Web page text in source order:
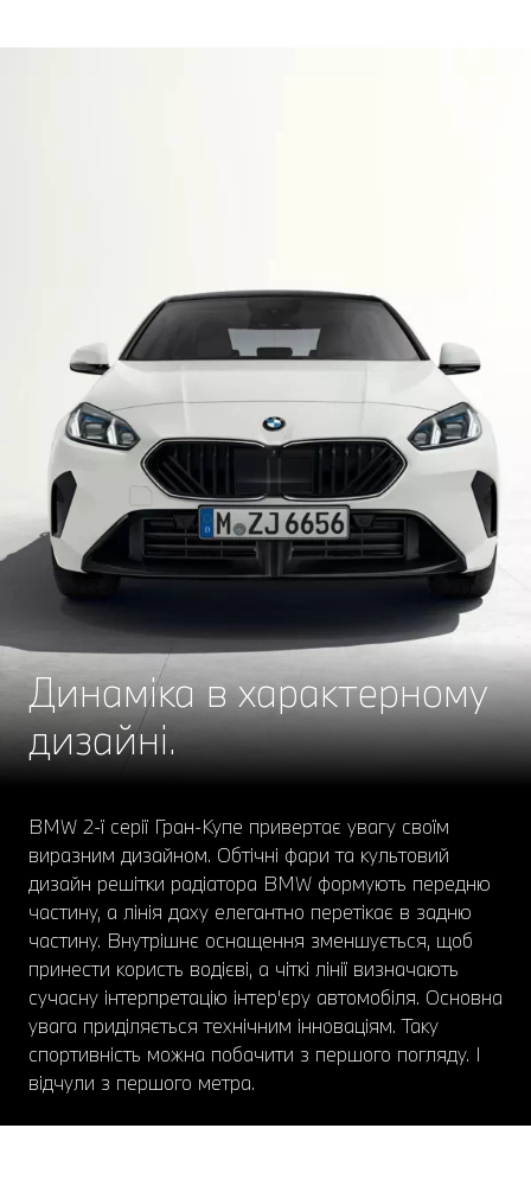
Динаміка в характерному
дизайні.
BMW 2-ї серії Гран-Купе привертає увагу своїм
виразним дизайном. Обтічні фари та культовий
дизайн решітки радіатора BMW формують передню
частину, а лінія даху елегантно перетікає в задню
частину. Внутрішнє оснащення зменшується, щоб
принести користь водієві, а чіткі лінії визначають
сучасну інтерпретацію інтер'єру автомобіля. Основна
увага приділяється технічним інноваціям. Таку
спортивність можна побачити з першого погляду. І
відчули з першого метра.